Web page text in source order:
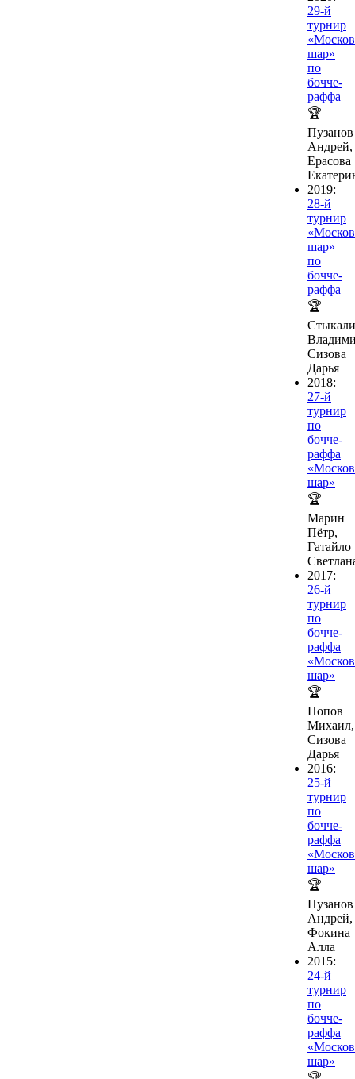
29-й
турнир
шар»
по
бочче-
раффа
🏆
Пузанов
Андрей,
Ерасова
2019:
28-й
турнир
шар»
по
бочче-
раффа
🏆
Сизова
Дарья
2018:
27-й
турнир
по
бочче-
раффа
шар»
🏆
Марин
Пётр,
Гатайло
2017:
26-й
турнир
по
бочче-
раффа
шар»
🏆
Попов
Михаил,
Сизова
Дарья
2016:
25-й
турнир
по
бочче-
раффа
шар»
🏆
Пузанов
Андрей,
Фокина
Алла
2015:
24-й
турнир
по
бочче-
раффа
шар»